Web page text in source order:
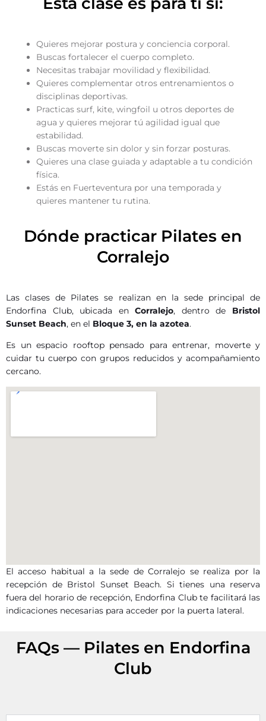
Quieres mejorar postura y conciencia corporal.
Buscas fortalecer el cuerpo completo.
Necesitas trabajar movilidad y flexibilidad.
Quieres complementar otros entrenamientos o
disciplinas deportivas.
Practicas surf, kite, wingfoil u otros deportes de
agua y quieres mejorar tú agilidad igual que
estabilidad.
Buscas moverte sin dolor y sin forzar posturas.
Quieres una clase guiada y adaptable a tu condición
física.
Estás en Fuerteventura por una temporada y
quieres mantener tu rutina.
Dónde practicar Pilates en
Corralejo
Las clases de Pilates se realizan en la sede principal de
Endorfina Club, ubicada enCorralejo, dentro de Bristol
Sunset Beach, en el Bloque 3, en la azotea.
Es un espacio rooftop pensado para entrenar, moverte y
cuidar tu cuerpo con grupos reducidos y acompañamiento
cercano.
El acceso habitual a la sede de Corralejo se realiza por la
recepción de Bristol Sunset Beach. Si tienes una reserva
fuera del horario de recepción, Endorfina Club te facilitará las
indicaciones necesarias para acceder por la puerta lateral.
FAQs — Pilates en Endorfina
Club